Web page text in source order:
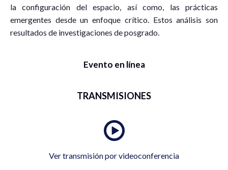
la configuración del espacio, así como, las prácticas
emergentes desde un enfoque crítico. Estos análisis son
resultados de investigaciones de posgrado.
Evento en línea
TRANSMISIONES
Ver transmisión por videoconferencia